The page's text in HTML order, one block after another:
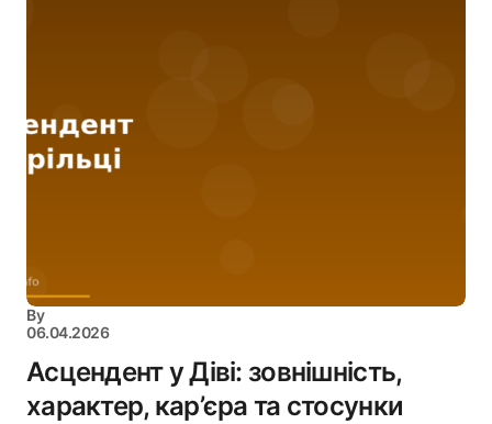
By
06.04.2026
Асцендент у Діві: зовнішність,
характер, кар’єра та стосунки